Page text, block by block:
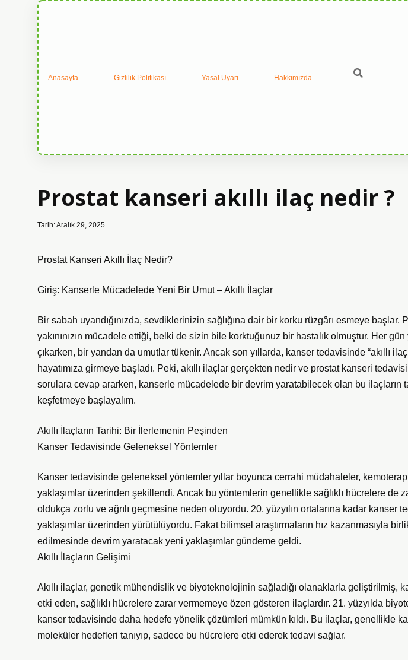
Anasayfa Gizlilik Politikası Yasal Uyarı Hakkımızda
Prostat kanseri akıllı ilaç nedir ?
Tarih: Aralık 29, 2025
Prostat Kanseri Akıllı İlaç Nedir?
Giriş: Kanserle Mücadelede Yeni Bir Umut – Akıllı İlaçlar
Bir sabah uyandığınızda, sevdiklerinizin sağlığına dair bir korku rüzgârı esmeye başlar.
yakınınızın mücadele ettiği, belki de sizin bile korktuğunuz bir hastalık olmuştur. Her
çıkarken, bir yandan da umutlar tükenir. Ancak son yıllarda, kanser tedavisinde “akıllı
hayatımıza girmeye başladı. Peki, akıllı ilaçlar gerçekten nedir ve prostat kanseri
sorulara cevap ararken, kanserle mücadelede bir devrim yaratabilecek olan bu ilaçların
keşfetmeye başlayalım.
Akıllı İlaçların Tarihi: Bir İlerlemenin Peşinden
Kanser Tedavisinde Geleneksel Yöntemler
Kanser tedavisinde geleneksel yöntemler yıllar boyunca cerrahi müdahaleler,
yaklaşımlar üzerinden şekillendi. Ancak bu yöntemlerin genellikle sağlıklı hücrelere de
oldukça zorlu ve ağrılı geçmesine neden oluyordu. 20. yüzyılın ortalarına kadar kanser
yaklaşımlar üzerinden yürütülüyordu. Fakat bilimsel araştırmaların hız kazanmasıyla
edilmesinde devrim yaratacak yeni yaklaşımlar gündeme geldi.
Akıllı İlaçların Gelişimi
Akıllı ilaçlar, genetik mühendislik ve biyoteknolojinin sağladığı olanaklarla geliştirilmiş,
etki eden, sağlıklı hücrelere zarar vermemeye özen gösteren ilaçlardır. 21. yüzyılda
kanser tedavisinde daha hedefe yönelik çözümleri mümkün kıldı. Bu ilaçlar, genellikle
moleküler hedefleri tanıyıp, sadece bu hücrelere etki ederek tedavi sağlar.